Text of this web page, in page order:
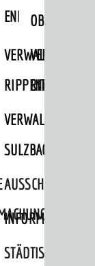
RIPPENWEIER
SULZBACH
STÄDTISCHE